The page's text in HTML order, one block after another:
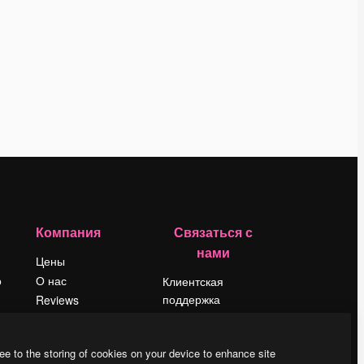
Компания
Цены
О нас
Reviews
Блог
Связаться с
нами
Клиентская
поддержка
LinkedIn
to the storing of cookies on your device to enhance site